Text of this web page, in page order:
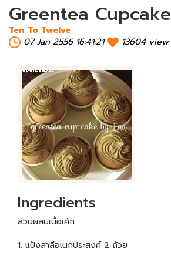
Greentea Cupcake
Ten To Twelve
07 Jan 2556 16:41:21
13604 view
Ingredients
ส่วนผสมเนื้อเค้ก
1. แป้งสาลีอเนกประสงค์ 2 ถ้วย